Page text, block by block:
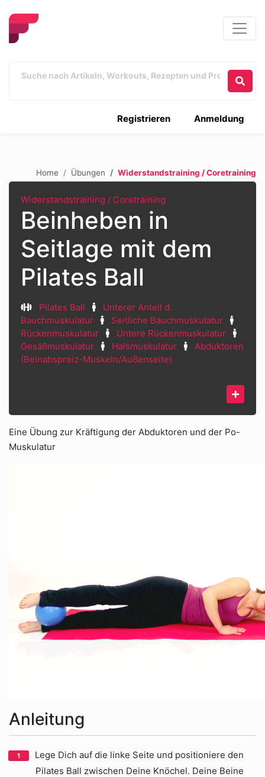
Anmeldung
Registrieren
Home Übungen Widerstandstraining / Coretraining
Widerstandstraining / Coretraining
Beinheben in
Seitlage mit dem
Pilates Ball
Pilates Ball
Unterer Anteil d.
Bauchmuskulatur
Seitliche Bauchmuskulatur
Rückenmuskulatur
Untere Rückenmuskulatur
Gesäßmuskulatur
Halsmuskulatur
Abduktoren
(Beinabspreiz-Muskeln/Außenseite)
Eine Übung zur Kräftigung der Abduktoren und der Po-
Muskulatur
Anleitung
Lege Dich auf die linke Seite und positioniere den
Pilates Ball zwischen Deine Knöchel. Deine Beine